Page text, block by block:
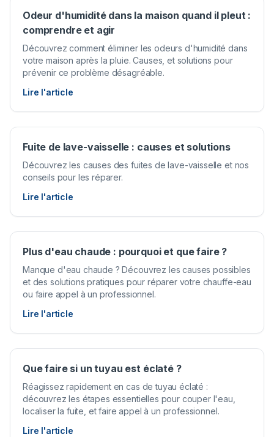
Odeur d'humidité dans la maison quand il pleut :
comprendre et agir
Découvrez comment éliminer les odeurs d'humidité dans
votre maison après la pluie. Causes, et solutions pour
prévenir ce problème désagréable.
Lire l'article
Fuite de lave-vaisselle : causes et solutions
Découvrez les causes des fuites de lave-vaisselle et nos
conseils pour les réparer.
Lire l'article
Plus d'eau chaude : pourquoi et que faire ?
Manque d'eau chaude ? Découvrez les causes possibles
et des solutions pratiques pour réparer votre chauffe-eau
ou faire appel à un professionnel.
Lire l'article
Que faire si un tuyau est éclaté ?
Réagissez rapidement en cas de tuyau éclaté :
découvrez les étapes essentielles pour couper l'eau,
localiser la fuite, et faire appel à un professionnel.
Lire l'article